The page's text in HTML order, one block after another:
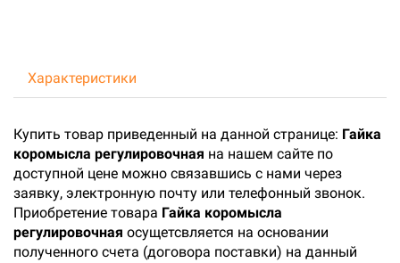
Характеристики
Купить товар приведенный на данной странице: Гайка
коромысла регулировочная на нашем сайте по
доступной цене можно связавшись с нами через
заявку, электронную почту или телефонный звонок.
Приобретение товара Гайка коромысла
регулировочная осущетсвляется на основании
полученного счета (договора поставки) на данный